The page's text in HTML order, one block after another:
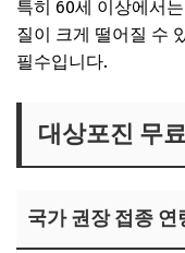
특히 60세 이상에서
질이 크게 떨어질 수
필수입니다.
대상포진 무
국가 권장 접종 연